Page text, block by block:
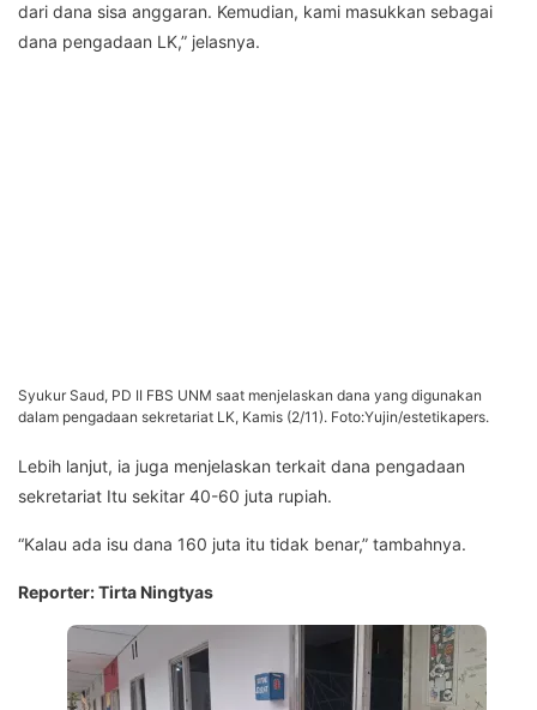
dari dana sisa anggaran. Kemudian, kami masukkan sebagai
dana pengadaan LK,” jelasnya.
Syukur Saud, PD II FBS UNM saat menjelaskan dana yang digunakan
dalam pengadaan sekretariat LK, Kamis (2/11). Foto:Yujin/estetikapers.
Lebih lanjut, ia juga menjelaskan terkait dana pengadaan
sekretariat Itu sekitar 40-60 juta rupiah.
“Kalau ada isu dana 160 juta itu tidak benar,” tambahnya.
Reporter: Tirta Ningtyas